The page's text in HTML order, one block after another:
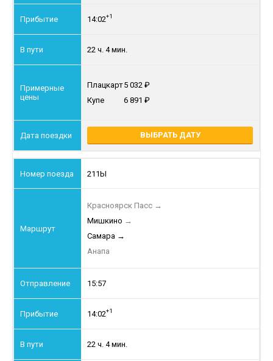
14:02+1
22 ч. 4 мин.
Плацкарт5 032
Купе
6 891
ВЫБРАТЬ ДАТУ
211Ы
Красноярск Пасс →
Мишкино →
Самара →
Анапа
15:57
14:02+1
22 ч. 4 мин.